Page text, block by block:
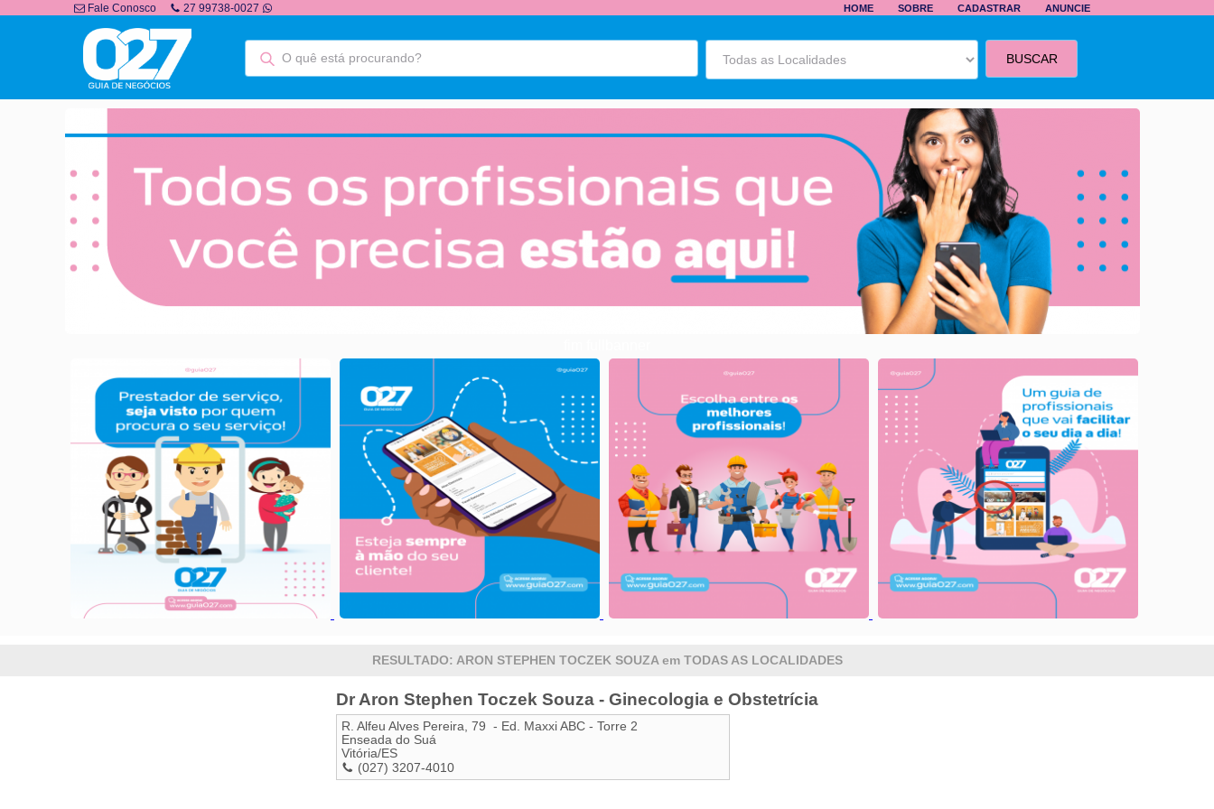
Fale Conosco 27 99738-0027 HOME SOBRE CADASTRAR ANUNCIE
RESULTADO: ARON STEPHEN TOCZEK SOUZA em TODAS AS LOCALIDADES
Dr Aron Stephen Toczek Souza - Ginecologia e Obstetrícia
R. Alfeu Alves Pereira, 79 - Ed. Maxxi ABC - Torre 2
Enseada do Suá
Vitória/ES
(027) 3207-4010